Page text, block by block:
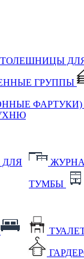
ГРУППЫ
ФАРТУКИ)
ДЛЯ
ТУМБЫ